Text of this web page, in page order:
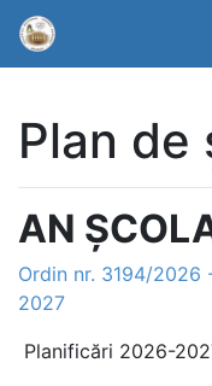
Plan de
AN
Ordin nr. 3194/
2027
Planificări 2026-